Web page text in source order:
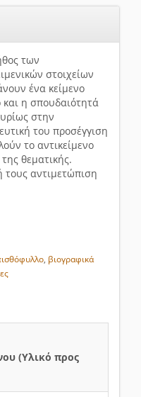
των
στοιχείων
ένα κείμενο
και η σπουδαιότητά
στην
του προσέγγιση
το αντικείμενο
θεματικής.
τους αντιμετώπιση
βιογραφικά
(Υλικό προς